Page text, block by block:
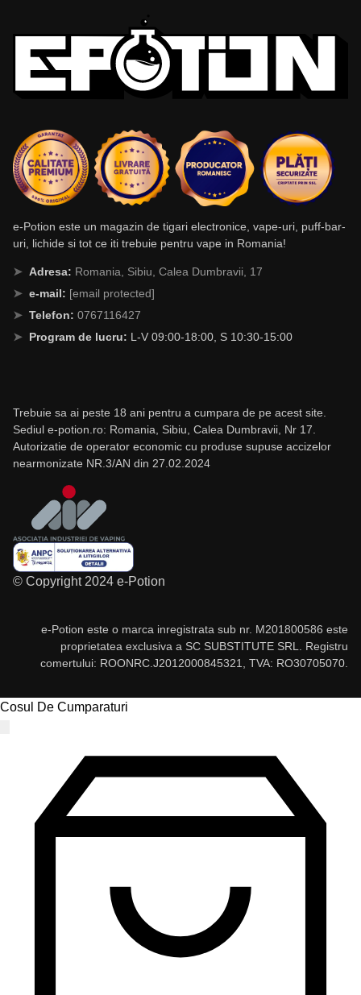
e-Potion este un magazin de tigari electronice, vape-uri, puff-bar-
uri, lichide si tot ce iti trebuie pentru vape in Romania!
Adresa: Romania, Sibiu, Calea Dumbravii, 17
e-mail: [email protected]
Telefon: 0767116427
Program de lucru: L-V 09:00-18:00, S 10:30-15:00
Trebuie sa ai peste 18 ani pentru a cumpara de pe acest site.
Sediul e-potion.ro: Romania, Sibiu, Calea Dumbravii, Nr 17.
Autorizatie de operator economic cu produse supuse accizelor
nearmonizate NR.3/AN din 27.02.2024
© Copyright 2024 e-Potion
e-Potion este o marca inregistrata sub nr. M201800586 este
proprietatea exclusiva a SC SUBSTITUTE SRL. Registru
comertului: ROONRC.J2012000845321, TVA: RO30705070.
Cosul De Cumparaturi